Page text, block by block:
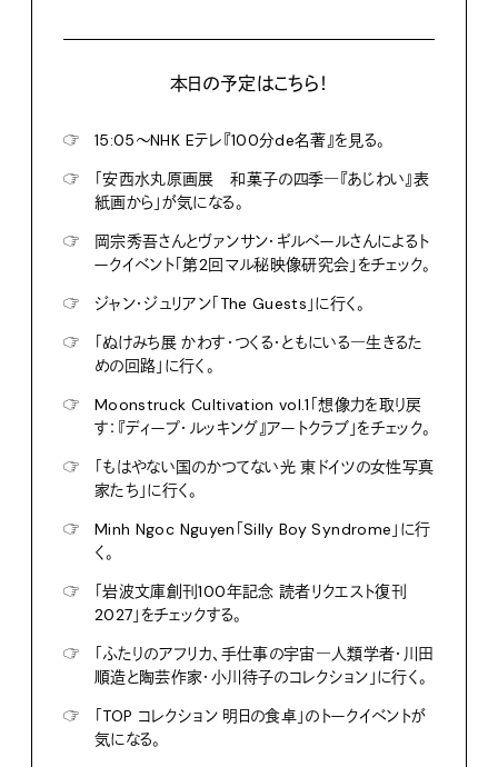
本日の予定はこちら！
☞
15:05〜NHK Eテレ『100分de名著』を見る。
☞
「安西水丸原画展 和菓子の四季―『あじわい』表
紙画から」が気になる。
☞
岡宗秀吾さんとヴァンサン・ギルベールさんによるト
ークイベント「第2回マル秘映像研究会」をチェック。
☞
ジャン・ジュリアン「The Guests」に行く。
☞
「ぬけみち展 かわす・つくる・ともにいる―生きるた
めの回路」に行く。
☞
Moonstruck Cultivation vol.1「想像力を取り戻
す：『ディープ・ルッキング』アートクラブ」をチェック。
☞
「もはやない国のかつてない光 東ドイツの女性写真
家たち」に行く。
☞
Minh Ngoc Nguyen「Silly Boy Syndrome」に行
く。
☞
「岩波文庫創刊100年記念 読者リクエスト復刊
2027」をチェックする。
☞
「ふたりのアフリカ、手仕事の宇宙―人類学者・川田
順造と陶芸作家・小川待子のコレクション」に行く。
☞
「TOP コレクション 明日の食卓」のトークイベントが
気になる。